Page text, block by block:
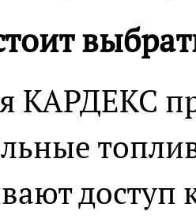
КАРДЕКС
доступ